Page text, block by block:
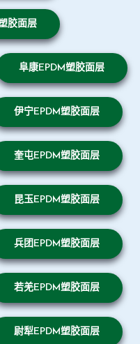
胶面层
阜康EPDM塑胶面层
伊宁EPDM塑胶面层
奎屯EPDM塑胶面层
昆玉EPDM塑胶面层
兵团EPDM塑胶面层
若羌EPDM塑胶面层
尉犁EPDM塑胶面层